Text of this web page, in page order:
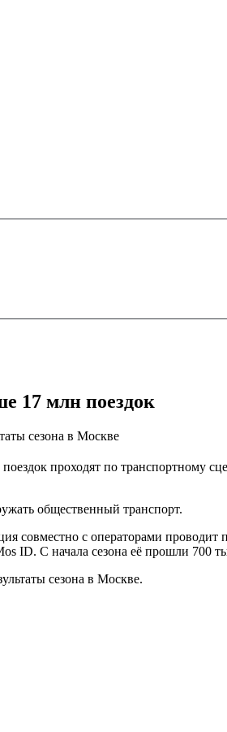
17 млн поездок
сезона в Москве
проходят по транспортному
общественный транспорт.
совместно с операторами
ID. С начала сезона её прошли 700
сезона в Москве.